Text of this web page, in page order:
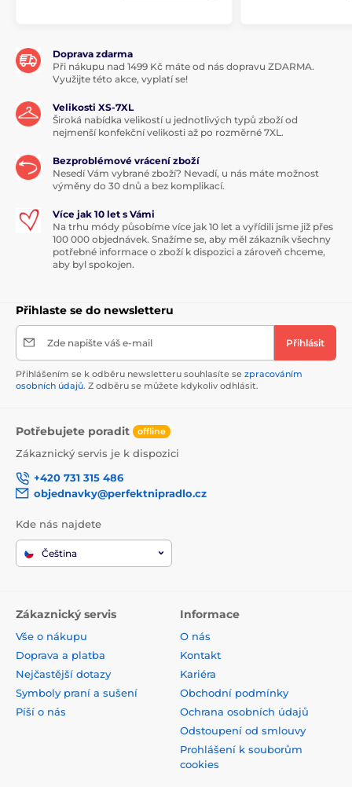
Doprava zdarma
Při nákupu nad 1499 Kč máte od nás dopravu ZDARMA.
Využijte této akce, vyplatí se!
Velikosti XS-7XL
Široká nabídka velikostí u jednotlivých typů zboží od
nejmenší konfekční velikosti až po rozměrné 7XL.
Bezproblémové vrácení zboží
Nesedí Vám vybrané zboží? Nevadí, u nás máte možnost
výměny do 30 dnů a bez komplikací.
Více jak 10 let s Vámi
Na trhu módy působíme více jak 10 let a vyřídili jsme již přes
100 000 objednávek. Snažíme se, aby měl zákazník všechny
potřebné informace o zboží k dispozici a zároveň chceme,
aby byl spokojen.
Přihlaste se do newsletteru
Zde napište váš e-mail Přihlásit
Přihlášením se k odběru newsletteru souhlasíte se zpracováním
osobních údajů. Z odběru se můžete kdykoliv odhlásit.
Potřebujete poradit offline
Zákaznický servis je k dispozici
+420 731 315 486
objednavky@perfektnipradlo.cz
Kde nás najdete
Čeština
Zákaznický servis
Vše o nákupu
Doprava a platba
Nejčastější dotazy
Symboly praní a sušení
Píší o nás
Informace
O nás
Kontakt
Kariéra
Obchodní podmínky
Ochrana osobních údajů
Odstoupení od smlouvy
Prohlášení k souborům
cookies